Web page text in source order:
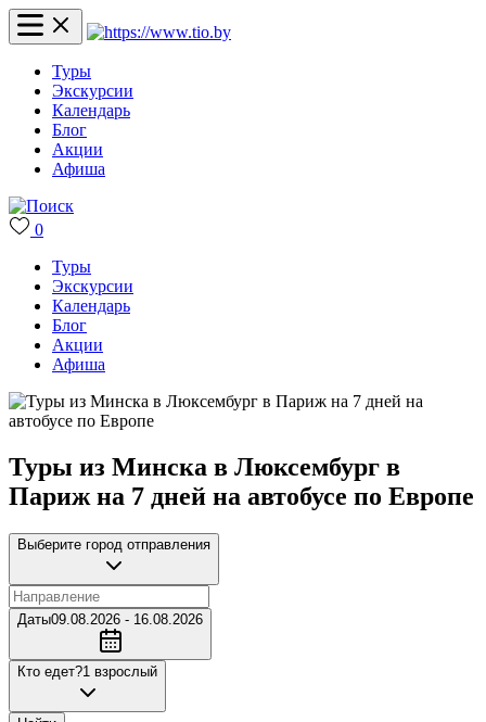
Туры
Экскурсии
Календарь
Блог
Акции
Афиша
0
Туры
Экскурсии
Календарь
Блог
Акции
Афиша
Туры из Минска в Люксембург в
Париж на 7 дней на автобусе по Европе
Выберите город отправления
Даты09.08.2026 - 16.08.2026
Кто едет?1 взрослый